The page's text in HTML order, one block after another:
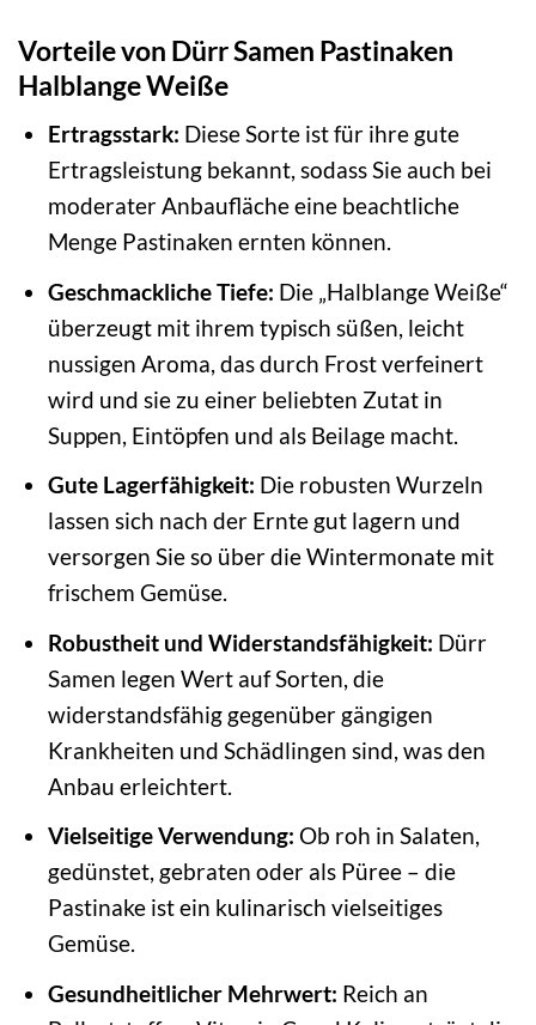
Vorteile von Dürr Samen Pastinaken
Halblange Weiße
Ertragsstark: Diese Sorte ist für ihre gute
Ertragsleistung bekannt, sodass Sie auch bei
moderater Anbaufläche eine beachtliche
Menge Pastinaken ernten können.
Geschmackliche Tiefe: Die „Halblange Weiße“
überzeugt mit ihrem typisch süßen, leicht
nussigen Aroma, das durch Frost verfeinert
wird und sie zu einer beliebten Zutat in
Suppen, Eintöpfen und als Beilage macht.
Gute Lagerfähigkeit: Die robusten Wurzeln
lassen sich nach der Ernte gut lagern und
versorgen Sie so über die Wintermonate mit
frischem Gemüse.
Robustheit und Widerstandsfähigkeit: Dürr
Samen legen Wert auf Sorten, die
widerstandsfähig gegenüber gängigen
Krankheiten und Schädlingen sind, was den
Anbau erleichtert.
Vielseitige Verwendung: Ob roh in Salaten,
gedünstet, gebraten oder als Püree – die
Pastinake ist ein kulinarisch vielseitiges
Gemüse.
Gesundheitlicher Mehrwert: Reich an